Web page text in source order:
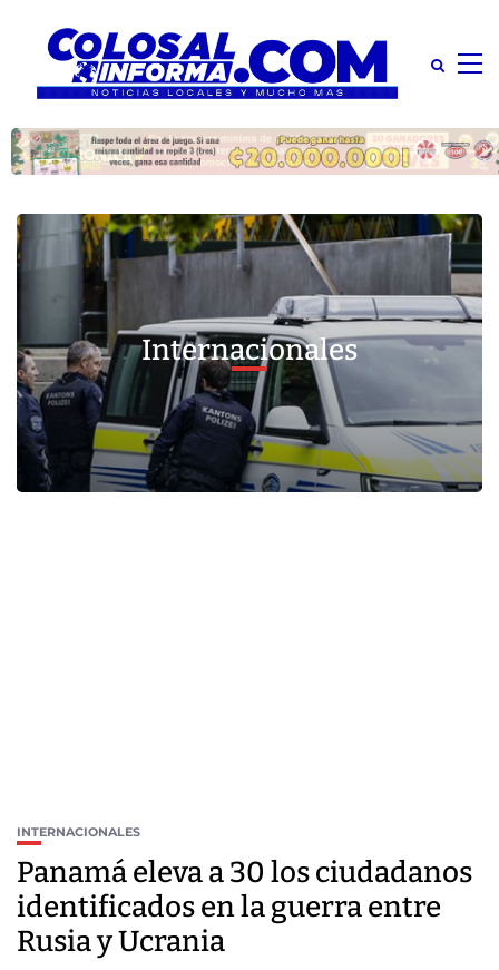
Internacionales
INTERNACIONALES
Panamá eleva a 30 los ciudadanos
identificados en la guerra entre
Rusia y Ucrania